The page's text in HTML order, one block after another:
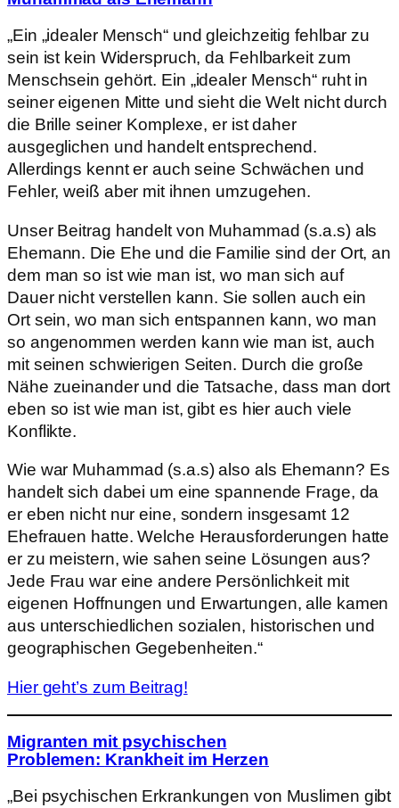
„Ein „idealer Mensch“ und gleichzeitig fehlbar zu
sein ist kein Widerspruch, da Fehlbarkeit zum
Menschsein gehört. Ein „idealer Mensch“ ruht in
seiner eigenen Mitte und sieht die Welt nicht durch
die Brille seiner Komplexe, er ist daher
ausgeglichen und handelt entsprechend.
Allerdings kennt er auch seine Schwächen und
Fehler, weiß aber mit ihnen umzugehen.
Unser Beitrag handelt von Muhammad (s.a.s) als
Ehemann. Die Ehe und die Familie sind der Ort, an
dem man so ist wie man ist, wo man sich auf
Dauer nicht verstellen kann. Sie sollen auch ein
Ort sein, wo man sich entspannen kann, wo man
so angenommen werden kann wie man ist, auch
mit seinen schwierigen Seiten. Durch die große
Nähe zueinander und die Tatsache, dass man dort
eben so ist wie man ist, gibt es hier auch viele
Konflikte.
Wie war Muhammad (s.a.s) also als Ehemann? Es
handelt sich dabei um eine spannende Frage, da
er eben nicht nur eine, sondern insgesamt 12
Ehefrauen hatte. Welche Herausforderungen hatte
er zu meistern, wie sahen seine Lösungen aus?
Jede Frau war eine andere Persönlichkeit mit
eigenen Hoffnungen und Erwartungen, alle kamen
aus unterschiedlichen sozialen, historischen und
geographischen Gegebenheiten.“
Hier geht’s zum Beitrag!
Migranten mit psychischen
Problemen: Krankheit im Herzen
„Bei psychischen Erkrankungen von Muslimen gibt